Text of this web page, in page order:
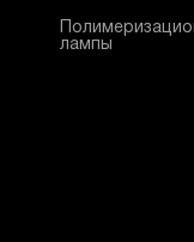
лампы